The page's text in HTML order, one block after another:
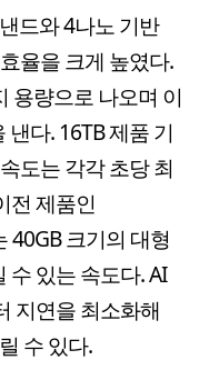
드와 4나노 기반
율을 크게 높였다.
용량으로 나오며 이
다. 16TB 제품 기
도는 각각 초당 최
전 제품인
40GB 크기의 대형
수 있는 속도다. AI
지연을 최소화해
수 있다.